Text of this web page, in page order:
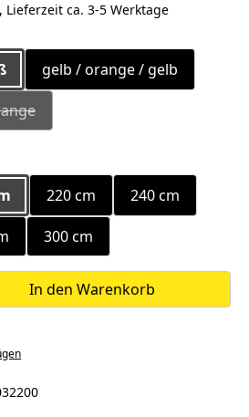
ca. 3-5 Werktage
gelb / orange / gelb
ist zurzeit nicht verfügbar.)
220 cm 240 cm
300 cm
In den Warenkorb